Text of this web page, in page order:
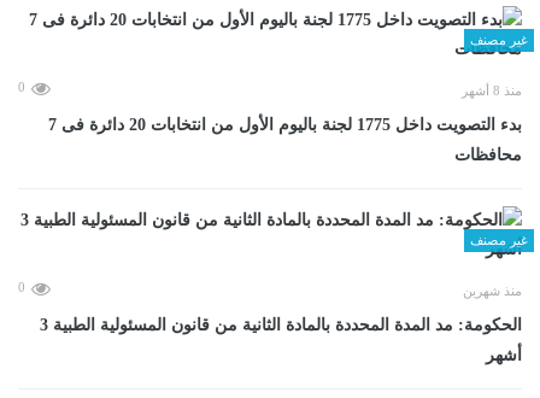
غير مصنف
منذ 8 أشهر 0
بدء التصويت داخل 1775 لجنة باليوم الأول من انتخابات 20 دائرة فى 7
محافظات
غير مصنف
منذ شهرين 0
الحكومة: مد المدة المحددة بالمادة الثانية من قانون المسئولية الطبية 3
أشهر